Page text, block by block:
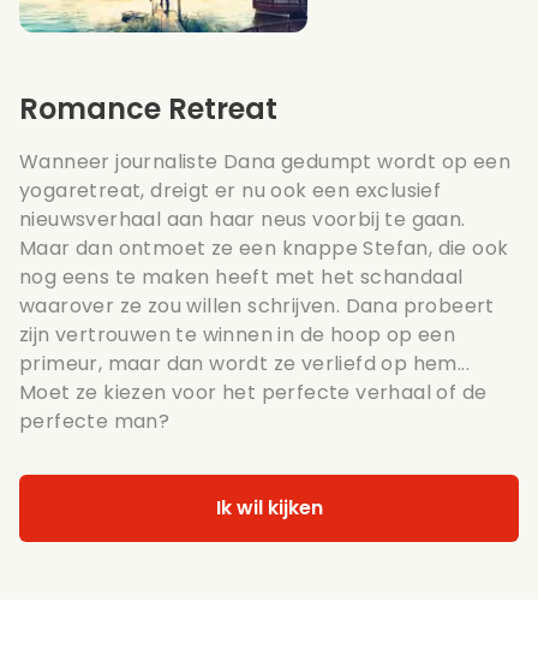
Romance Retreat
Wanneer journaliste Dana gedumpt wordt op een
yogaretreat, dreigt er nu ook een exclusief
nieuwsverhaal aan haar neus voorbij te gaan.
Maar dan ontmoet ze een knappe Stefan, die ook
nog eens te maken heeft met het schandaal
waarover ze zou willen schrijven. Dana probeert
zijn vertrouwen te winnen in de hoop op een
primeur, maar dan wordt ze verliefd op hem...
Moet ze kiezen voor het perfecte verhaal of de
perfecte man?
Ik wil kijken